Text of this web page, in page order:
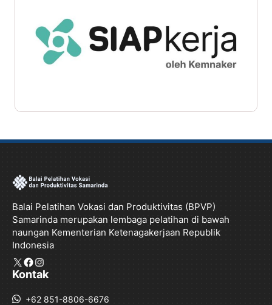
Balai Pelatihan Vokasi dan Produktivitas (BPVP)
Samarinda merupakan lembaga pelatihan di bawah
naungan Kementerian Ketenagakerjaan Republik
Indonesia
X Facebook
Instagram
Kontak
+62 851-8806-6676